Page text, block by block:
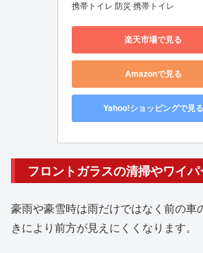
携帯トイレ 防災 携帯トイレ
楽天市場で見る
Amazonで見る
Yahoo!ショッピングで見る
フロントガラスの清掃やワイ
豪雨や豪雪時は雨だけではなく前の車
きにより前方が見えにくくなります。